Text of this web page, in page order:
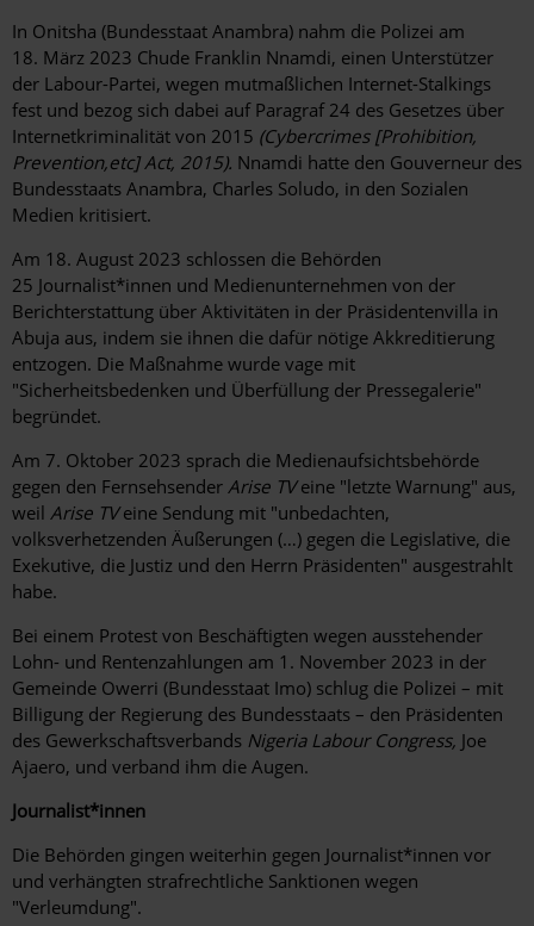
In Onitsha (Bundesstaat Anambra) nahm die Polizei am
18. März 2023 Chude Franklin Nnamdi, einen Unterstützer
der Labour-Partei, wegen mutmaßlichen Internet-Stalkings
fest und bezog sich dabei auf Paragraf 24 des Gesetzes über
Internetkriminalität von 2015 (Cybercrimes [Prohibition,
Prevention,etc] Act, 2015). Nnamdi hatte den Gouverneur des
Bundesstaats Anambra, Charles Soludo, in den Sozialen
Medien kritisiert.
Am 18. August 2023 schlossen die Behörden
25 Journalist*innen und Medienunternehmen von der
Berichterstattung über Aktivitäten in der Präsidentenvilla in
Abuja aus, indem sie ihnen die dafür nötige Akkreditierung
entzogen. Die Maßnahme wurde vage mit
"Sicherheitsbedenken und Überfüllung der Pressegalerie"
begründet.
Am 7. Oktober 2023 sprach die Medienaufsichtsbehörde
gegen den Fernsehsender Arise TVeine "letzte Warnung" aus,
weil Arise TVeine Sendung mit "unbedachten,
volksverhetzenden Äußerungen (…) gegen die Legislative, die
Exekutive, die Justiz und den Herrn Präsidenten" ausgestrahlt
habe.
Bei einem Protest von Beschäftigten wegen ausstehender
Lohn- und Rentenzahlungen am 1. November 2023 in der
Gemeinde Owerri (Bundesstaat Imo) schlug die Polizei – mit
Billigung der Regierung des Bundesstaats – den Präsidenten
des Gewerkschaftsverbands Nigeria Labour Congress, Joe
Ajaero, und verband ihm die Augen.
Journalist*innen
Die Behörden gingen weiterhin gegen Journalist*innen vor
und verhängten strafrechtliche Sanktionen wegen
"Verleumdung".